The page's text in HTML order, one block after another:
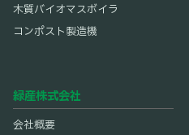
木質バイオマスボイラ
コンポスト製造機
緑産株式会社
会社概要